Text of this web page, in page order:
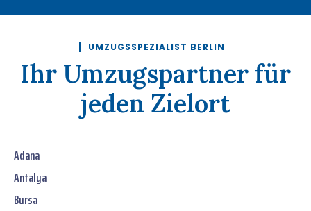
UMZUGSSPEZIALIST BERLIN
Ihr Umzugspartner für
jeden Zielort
Adana
Antalya
Bursa